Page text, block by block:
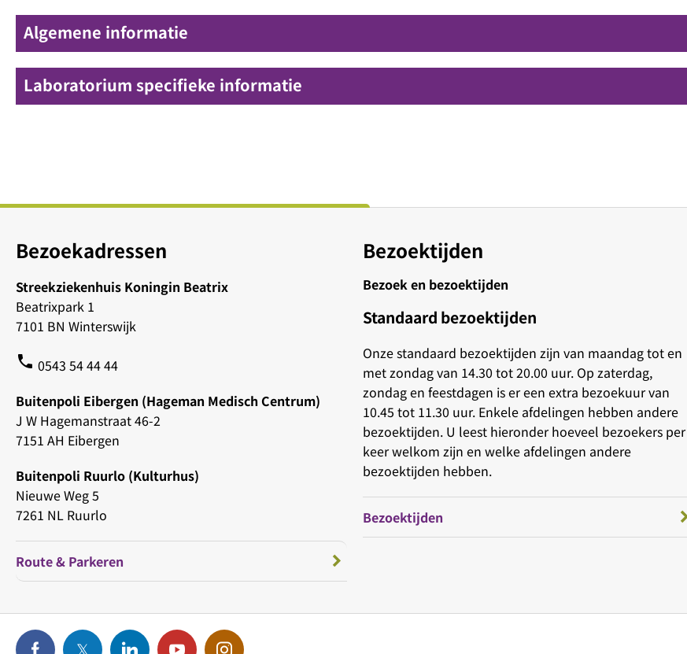
Algemene informatie
Laboratorium specifieke informatie
Bezoekadressen
Streekziekenhuis Koningin Beatrix
Beatrixpark 1
7101 BN Winterswijk
phone 0543 54 44 44
Buitenpoli Eibergen (Hageman Medisch Centrum)
J W Hagemanstraat 46-2
7151 AH Eibergen
Buitenpoli Ruurlo (Kulturhus)
Nieuwe Weg 5
7261 NL Ruurlo
Route & Parkeren
Bezoektijden
Bezoek en bezoektijden
Standaard bezoektijden
Onze standaard bezoektijden zijn van maandag tot en
met zondag van 14.30 tot 20.00 uur. Op zaterdag,
zondag en feestdagen is er een extra bezoekuur van
10.45 tot 11.30 uur. Enkele afdelingen hebben andere
bezoektijden. U leest hieronder hoeveel bezoekers per
keer welkom zijn en welke afdelingen andere
bezoektijden hebben.
Bezoektijden